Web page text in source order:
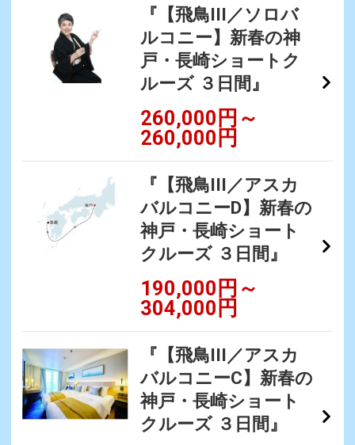
『【飛鳥III／ソロバ
ルコニー】新春の神
戸・長崎ショートク
ルーズ ３日間』
260,000円～
260,000円
『【飛鳥III／アスカ
バルコニーD】新春の
神戸・長崎ショート
クルーズ ３日間』
190,000円～
304,000円
『【飛鳥III／アスカ
バルコニーC】新春の
神戸・長崎ショート
クルーズ ３日間』